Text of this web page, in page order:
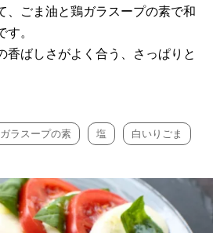
、ごま油と鶏ガラスープの素で和
す。
香ばしさがよく合う、さっぱりと
ラスープの素 塩 白いりごま